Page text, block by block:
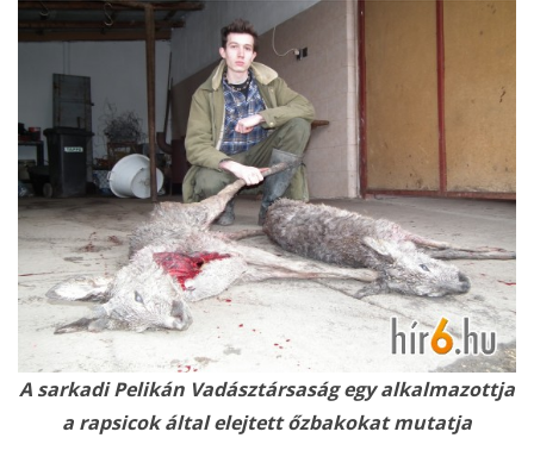
A sarkadi Pelikán Vadásztársaság egy alkalmazottja
a rapsicok által elejtett őzbakokat mutatja